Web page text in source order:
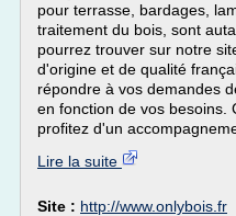
pour terrasse, bardages,
traitement du bois, sont
pourrez trouver sur notre
d'origine et de qualité
répondre à vos demandes
en fonction de vos besoins.
profitez d'un
Lire la suite
Site : http://www.onlybois.fr